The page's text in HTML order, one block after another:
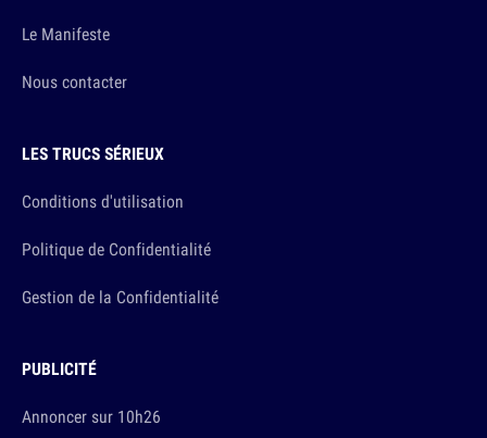
Le Manifeste
Nous contacter
LES TRUCS SÉRIEUX
Conditions d'utilisation
Politique de Confidentialité
Gestion de la Confidentialité
PUBLICITÉ
Annoncer sur 10h26